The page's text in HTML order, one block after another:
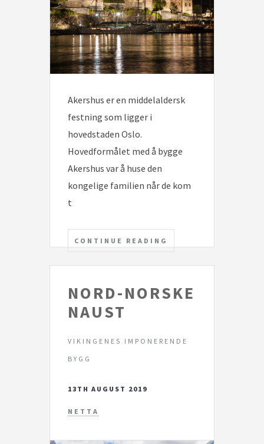
Akershus er en middelaldersk
festning som ligger i
hovedstaden Oslo.
Hovedformålet med å bygge
Akershus var å huse den
kongelige familien når de kom
t
CONTINUE READING
NORD-NORSKE
NAUST
VIKINGENES IMPONERENDE
BYGG
13TH AUGUST 2019
NETTA